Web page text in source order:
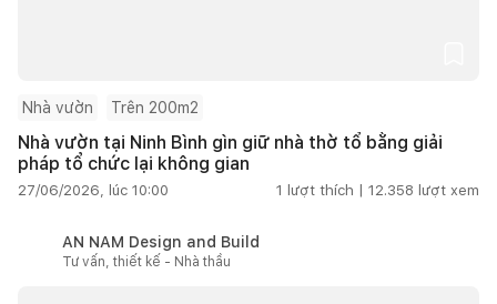
Nhà vườn Trên 200m2
Nhà vườn tại Ninh Bình gìn giữ nhà thờ tổ bằng giải
pháp tổ chức lại không gian
27/06/2026, lúc 10:00 1 lượt thích | 12.358 lượt xem
AN NAM Design and Build
Tư vấn, thiết kế - Nhà thầu